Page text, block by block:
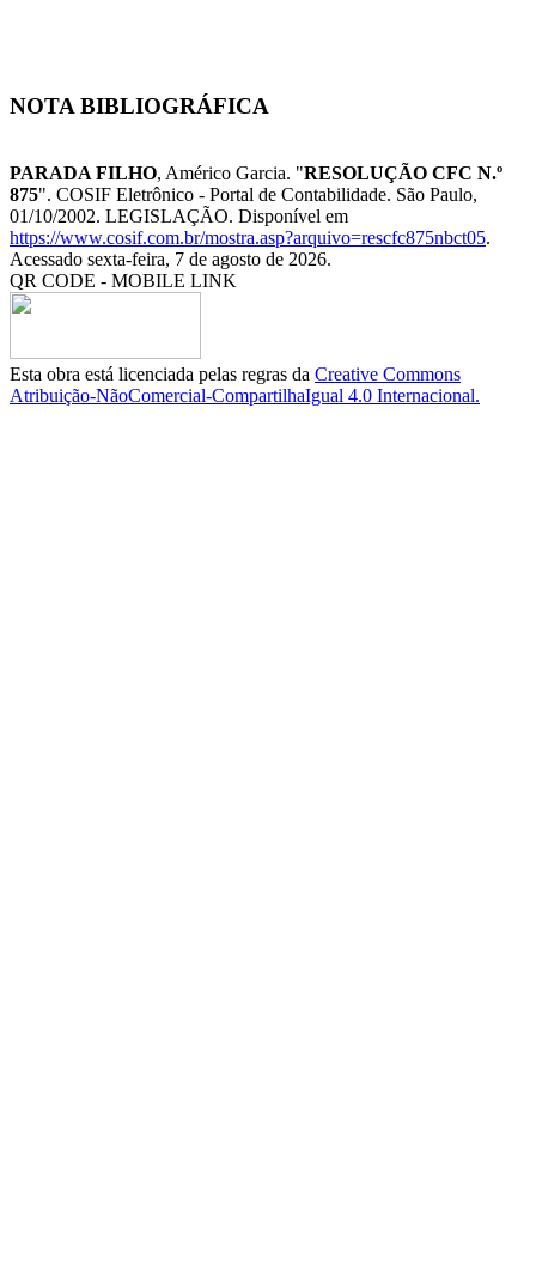
NOTA BIBLIOGRÁFICA
PARADA FILHO, Américo Garcia. "RESOLUÇÃO CFC N.º
875". COSIF Eletrônico - Portal de Contabilidade. São Paulo,
01/10/2002. LEGISLAÇÃO. Disponível em
https://www.cosif.com.br/mostra.asp?arquivo=rescfc875nbct05.
Acessado sexta-feira, 7 de agosto de 2026.
QR CODE - MOBILE LINK
Esta obra está licenciada pelas regras da Creative Commons
Atribuição-NãoComercial-CompartilhaIgual 4.0 Internacional.